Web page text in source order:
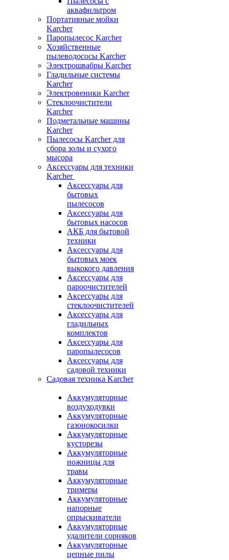
аквафильтром
Портативные мойки
Karcher
Паропылесос Karcher
Хозяйственные
пылеводососы Karcher
Электрошвабры Karcher
Гладильные системы
Karcher
Электровеники Karcher
Стеклоочистители
Karcher
Подметальные машины
Karcher
Пылесосы Karcher для
сбора золы и сухого
мысора
Аксессуары для техники
Karcher
Аксессуары для
бытовых
пылесосов
Аксессуары для
бытовых насосов
АКБ для бытовой
техники
Аксессуары для
бытовых моек
выкокого давления
Аксессуары для
пароочистителей
Аксессуары для
стеклоочистителей
Аксессуары для
гладильных
комплектов
Аксессуары для
паропылесосов
Аксессуары для
садовой техники
Садовая техника Karcher
Аккумуляторные
воздуходувки
Аккумуляторные
газонокосилки
Аккумуляторные
кусторезы
Аккумуляторные
ножницы для
травы
Аккумуляторные
тримеры
Аккумуляторные
напорные
опрыскиватели
Аккумуляторные
удалители сорняков
Аккумуляторные
цепные пилы